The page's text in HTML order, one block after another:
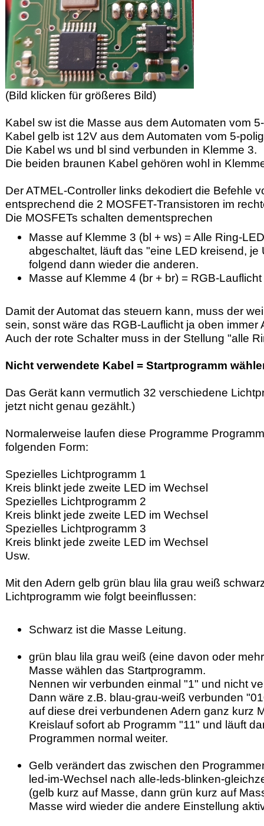
(Bild klicken für größeres Bild)
Kabel sw ist die Masse aus dem Automaten vom
Kabel gelb ist 12V aus dem Automaten vom 5-
Die Kabel ws und bl sind verbunden in Klemme 3.
Die beiden braunen Kabel gehören wohl in
Der ATMEL-Controller links dekodiert die Befehle
entsprechend die 2 MOSFET-Transistoren im
Die MOSFETs schalten dementsprechen
Masse auf Klemme 3 (bl + ws) = Alle Ring-
abgeschaltet, läuft das "eine LED kreisend,
folgend dann wieder die anderen.
Masse auf Klemme 4 (br + br) = RGB-
Damit der Automat das steuern kann, muss der
sein, sonst wäre das RGB-Lauflicht ja oben immer
Auch der rote Schalter muss in der Stellung "alle
Nicht verwendete Kabel = Startprogramm
Das Gerät kann vermutlich 32 verschiedene
jetzt nicht genau gezählt.)
Normalerweise laufen diese Programme
folgenden Form:
Spezielles Lichtprogramm 1
Kreis blinkt jede zweite LED im Wechsel
Spezielles Lichtprogramm 2
Kreis blinkt jede zweite LED im Wechsel
Spezielles Lichtprogramm 3
Kreis blinkt jede zweite LED im Wechsel
Usw.
Mit den Adern gelb grün blau lila grau weiß
Lichtprogramm wie folgt beeinflussen:
Schwarz ist die Masse Leitung.
grün blau lila grau weiß (eine davon oder
Masse wählen das Startprogramm.
Nennen wir verbunden einmal "1" und nicht
Dann wäre z.B. blau-grau-weiß verbunden
auf diese drei verbundenen Adern ganz kurz
Kreislauf sofort ab Programm "11" und läuft
Programmen normal weiter.
Gelb verändert das zwischen den
led-im-Wechsel nach alle-leds-blinken-
(gelb kurz auf Masse, dann grün kurz auf
Masse wird wieder die andere Einstellung